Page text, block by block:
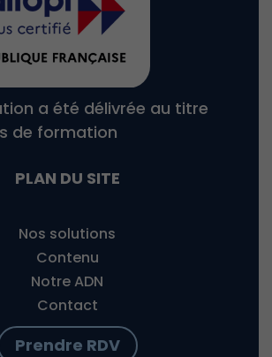
a été délivrée au titre
de formation
PLAN DU SITE
Nos solutions
Contenu
Notre ADN
Contact
Prendre RDV